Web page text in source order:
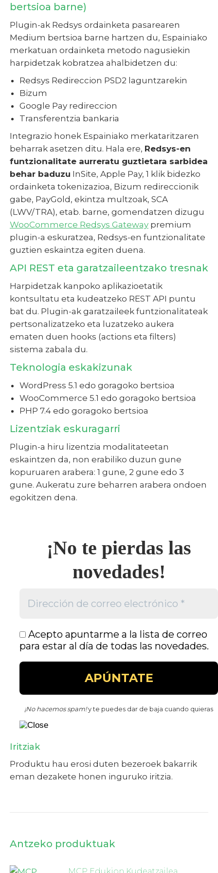
bertsioa barne)
Plugin-ak Redsys ordainketa pasarearen
Medium bertsioa barne hartzen du, Espainiako
merkatuan ordainketa metodo nagusiekin
harpidetzak kobratzea ahalbidetzen du:
Redsys Redireccion PSD2 laguntzarekin
Bizum
Google Pay redireccion
Transferentzia bankaria
Integrazio honek Espainiako merkataritzaren
beharrak asetzen ditu. Hala ere, Redsys-en
funtzionalitate aurreratu guztietara sarbidea
behar baduzu InSite, Apple Pay, 1 klik bidezko
ordainketa tokenizazioa, Bizum redireccionik
gabe, PayGold, ekintza multzoak, SCA
(LWV/TRA), etab. barne, gomendatzen dizugu
WooCommerce Redsys Gateway premium
plugin-a eskuratzea, Redsys-en funtzionalitate
guztien eskaintza egiten duena.
API REST eta garatzaileentzako tresnak
Harpidetzak kanpoko aplikazioetatik
kontsultatu eta kudeatzeko REST API puntu
bat du. Plugin-ak garatzaileek funtzionalitateak
pertsonalizatzeko eta luzatzeko aukera
ematen duen hooks (actions eta filters)
sistema zabala du.
Teknologia eskakizunak
WordPress 5.1 edo goragoko bertsioa
WooCommerce 5.1 edo goragoko bertsioa
PHP 7.4 edo goragoko bertsioa
Lizentziak eskuragarri
Plugin-a hiru lizentzia modalitateetan
eskaintzen da, non erabiliko duzun gune
kopuruaren arabera: 1 gune, 2 gune edo 3
gune. Aukeratu zure beharren arabera ondoen
egokitzen dena.
¡No te pierdas las
novedades!
Acepto apuntarme a la lista de correo
para estar al día de todas las novedades.
¡No hacemos spam!y te puedes dar de baja cuando quieras
Iritziak
Produktu hau erosi duten bezeroek bakarrik
eman dezakete honen inguruko iritzia.
Antzeko produktuak